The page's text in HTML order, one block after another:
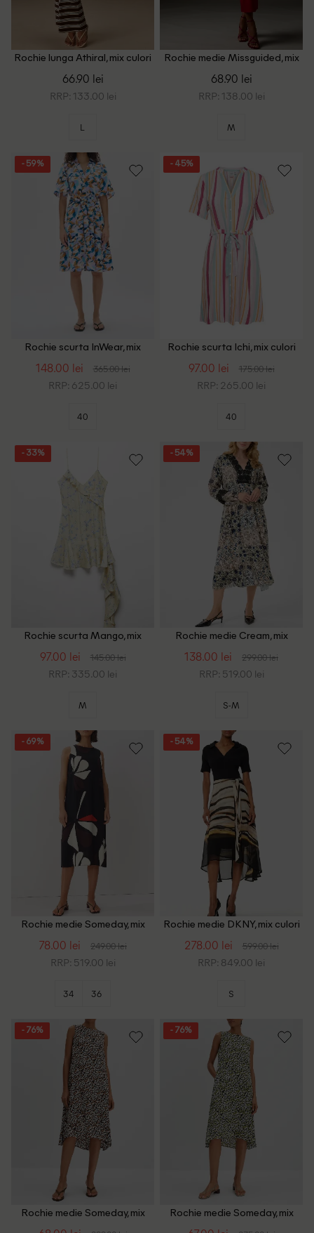
Rochie lunga Athiral, mix culori
66.90 lei
RRP: 133.00 lei
L
Rochie medie Missguided, mix
68.90 lei
RRP: 138.00 lei
M
- 59%
Rochie scurta InWear, mix
148.00 lei 365.00 lei
RRP: 625.00 lei
40
- 45%
Rochie scurta Ichi, mix culori
97.00 lei 175.00 lei
RRP: 265.00 lei
40
- 33%
Rochie scurta Mango, mix
97.00 lei 145.00 lei
RRP: 335.00 lei
M
- 54%
Rochie medie Cream, mix
138.00 lei 299.00 lei
RRP: 519.00 lei
S-M
- 69%
Rochie medie Someday, mix
78.00 lei 249.00 lei
RRP: 519.00 lei
34 36
- 54%
Rochie medie DKNY, mix culori
278.00 lei 599.00 lei
RRP: 849.00 lei
S
- 76%
Rochie medie Someday, mix
- 76%
Rochie medie Someday, mix